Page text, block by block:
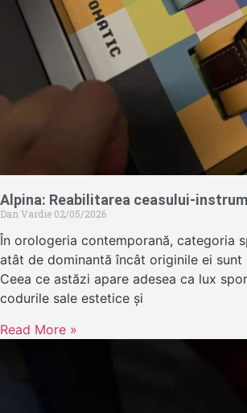
Alpina: Reabilitarea ceasului-
Dan Vardie 02/05/2026
În orologeria contemporană, categoria
atât de dominantă încât originile ei sunt
Ceea ce astăzi apare adesea ca lux
codurile sale estetice și
Read More »